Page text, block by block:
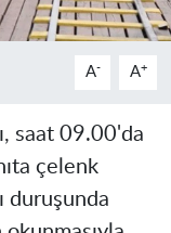
A- A+
saat 09.00'da
çelenk
duruşunda